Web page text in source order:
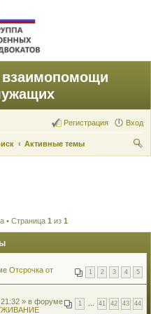
Вход
Регистрация
Активные темы
• Страница 1 из 1
1 2 3 4 5
Отсрочка от
1 41 42 43 44
21:32 » в форуме